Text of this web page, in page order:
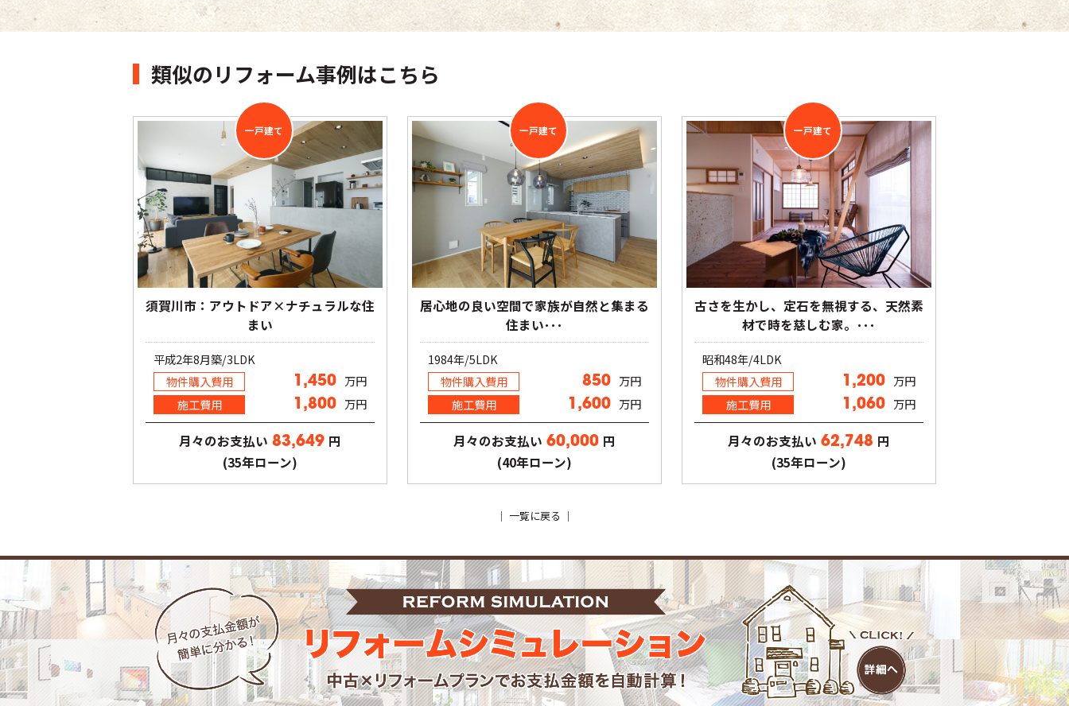
類似のリフォーム事例はこちら
須賀川市：アウトドア×ナチュラルな住
まい
平成2年8月築/3LDK
物件購入費用
1,450 万円
施工費用
1,800 万円
月々のお支払い 83,649 円
(35年ローン)
一戸建て
居心地の良い空間で家族が自然と集まる
住まい･･･
1984年/5LDK
物件購入費用
850 万円
施工費用
1,600 万円
月々のお支払い 60,000 円
(40年ローン)
一戸建て
古さを生かし、定石を無視する、天然素
材で時を慈しむ家。･･･
昭和48年/4LDK
物件購入費用
1,200 万円
施工費用
1,060 万円
月々のお支払い 62,748 円
(35年ローン)
一戸建て
｜ 一覧に戻る ｜